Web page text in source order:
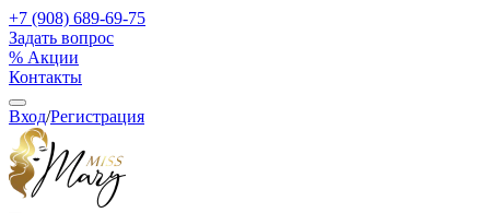
+7 (908) 689-69-75
Задать вопрос
% Акции
Контакты
Вход/Регистрация